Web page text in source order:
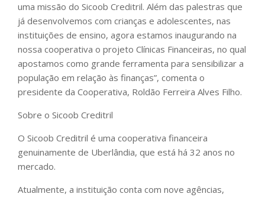
uma missão do Sicoob Creditril. Além das palestras que
já desenvolvemos com crianças e adolescentes, nas
instituições de ensino, agora estamos inaugurando na
nossa cooperativa o projeto Clínicas Financeiras, no qual
apostamos como grande ferramenta para sensibilizar a
população em relação às finanças”, comenta o
presidente da Cooperativa, Roldão Ferreira Alves Filho.
Sobre o Sicoob Creditril
O Sicoob Creditril é uma cooperativa financeira
genuinamente de Uberlândia, que está há 32 anos no
mercado.
Atualmente, a instituição conta com nove agências,